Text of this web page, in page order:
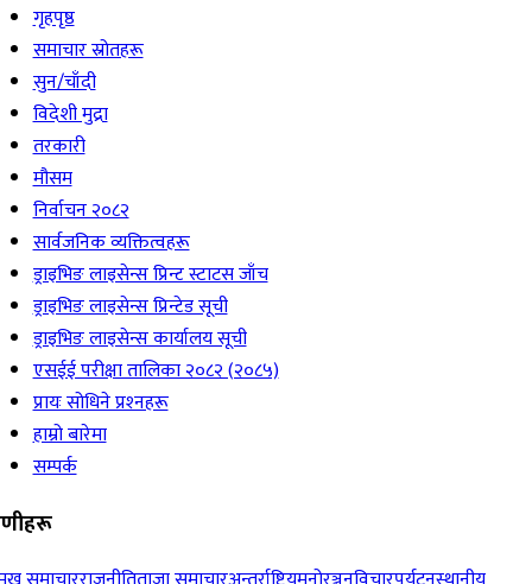
गृहपृष्ठ
समाचार स्रोतहरू
सुन/चाँदी
विदेशी मुद्रा
तरकारी
मौसम
निर्वाचन २०८२
सार्वजनिक व्यक्तित्वहरू
ड्राइभिङ लाइसेन्स प्रिन्ट स्टाटस जाँच
ड्राइभिङ लाइसेन्स प्रिन्टेड सूची
ड्राइभिङ लाइसेन्स कार्यालय सूची
एसईई परीक्षा तालिका २०८२ (२०८५)
प्रायः सोधिने प्रश्‍नहरू
हाम्रो बारेमा
सम्पर्क